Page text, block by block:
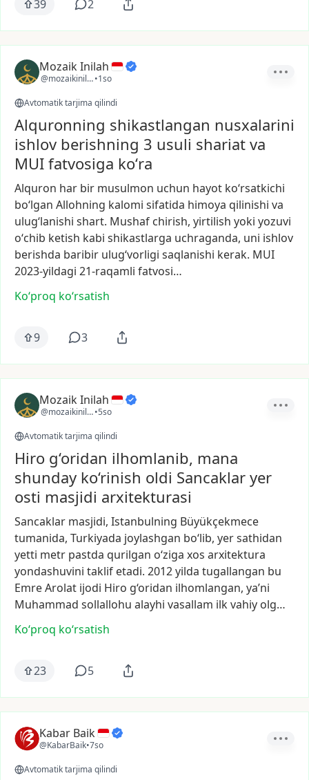
39 2
Mozaik Inilah
@mozaikinilah•1so
Avtomatik tarjima qilindi
Alquronning shikastlangan nusxalarini
ishlov berishning 3 usuli shariat va
MUI fatvosiga koʻra
Alquron har bir musulmon uchun hayot koʻrsatkichi
boʻlgan Allohning kalomi sifatida himoya qilinishi va
ulugʻlanishi shart. Mushaf chirish, yirtilish yoki yozuvi
oʻchib ketish kabi shikastlarga uchraganda, uni ishlov
berishda baribir ulugʻvorligi saqlanishi kerak. MUI
2023-yildagi 21-raqamli fatvosi…
Ko‘proq koʻrsatish
9 3
Mozaik Inilah
@mozaikinilah•5so
Avtomatik tarjima qilindi
Hiro g‘oridan ilhomlanib, mana
shunday ko‘rinish oldi Sancaklar yer
osti masjidi arxitekturasi
Sancaklar masjidi, Istanbulning Büyükçekmece
tumanida, Turkiyada joylashgan bo‘lib, yersathidan
yetti metr pastda qurilgan o‘ziga xos arxitektura
yondashuvini taklif etadi. 2012yilda tugallangan bu
EmreArolat ijodi Hiro g‘oridan ilhomlangan, ya’ni
Muhammad sollallohu alayhi vasallam ilkvahiy olg…
Ko‘proq koʻrsatish
23 5
Kabar Baik
@KabarBaik•7so
Avtomatik tarjima qilindi